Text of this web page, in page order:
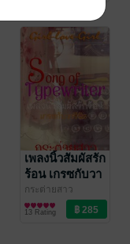
เพลงนิ้วสัมผัสรัก
ร้อน เกรซกับวา
รีนิธ
กระต่ายสาว
นิยาย Girl
Love/Yuri
13 Rating